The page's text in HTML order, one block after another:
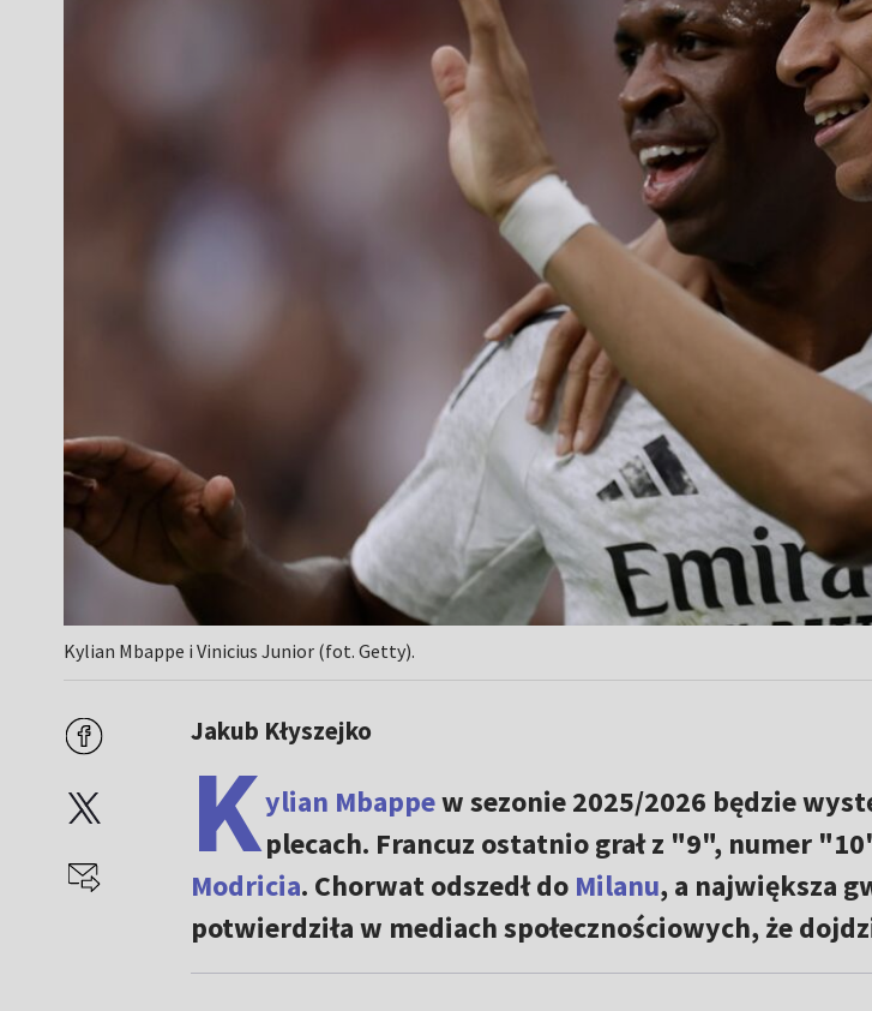
Kylian Mbappe i Vinicius Junior (fot. Getty).
Jakub Kłyszejko
Kylian Mbappew sezonie 2025/2026 będzie
plecach. Francuz ostatnio grał z "9", numer
Modricia. Chorwat odszedł do Milanu, a największa
potwierdziła w mediach społecznościowych, że